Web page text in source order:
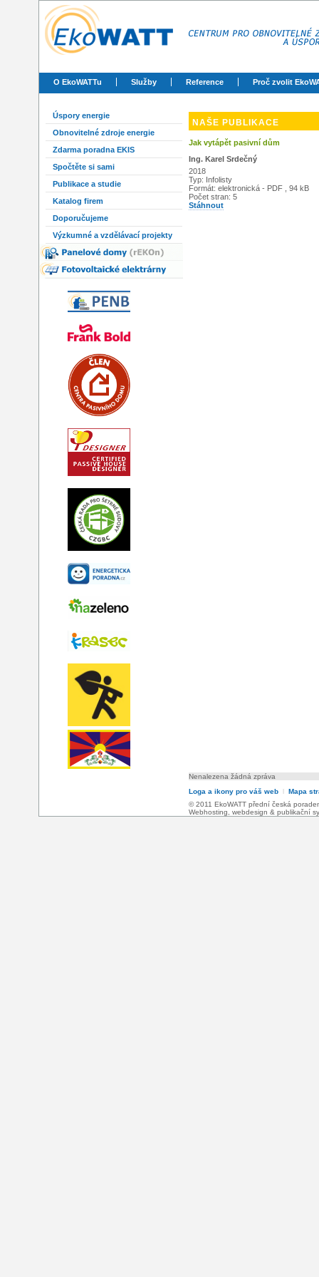
O EkoWATTu Služby Reference Proč zvolit
Úspory energie
Obnovitelné zdroje energie
Zdarma poradna EKIS
Spočtěte si sami
Publikace a studie
Katalog firem
Doporučujeme
Výzkumné a vzdělávací projekty
NAŠE PUBLIKACE
Jak vytápět pasivní dům
Ing. Karel Srdečný
2018
Typ: Infolisty
Formát: elektronická - PDF , 94 kB
Počet stran: 5
Stáhnout
Nenalezena žádná zpráva
Loga a ikony pro váš web l Mapa
© 2011 EkoWATT přední česká
Webhosting
webdesign & publikační